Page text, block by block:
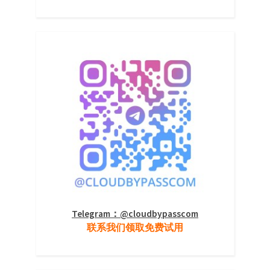
Telegram：@cloudbypasscom
联系我们领取免费试用